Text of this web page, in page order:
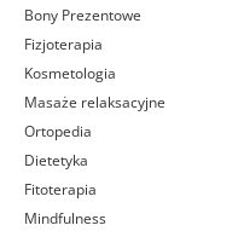
Bony Prezentowe
Fizjoterapia
Kosmetologia
Masaże relaksacyjne
Ortopedia
Dietetyka
Fitoterapia
Mindfulness